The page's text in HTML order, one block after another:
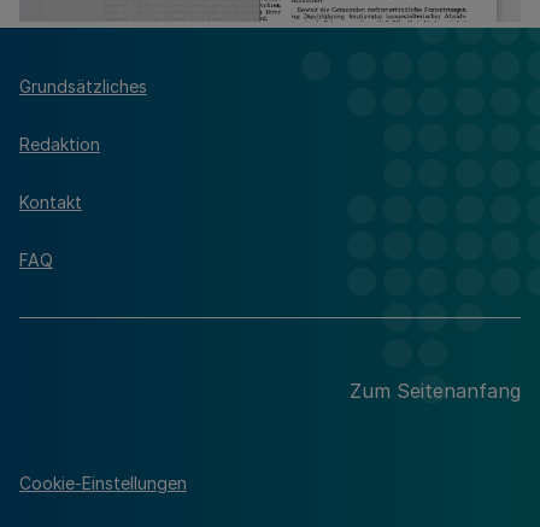
Grundsätzliches
Redaktion
Kontakt
FAQ
Zum Seitenanfang
Cookie-Einstellungen